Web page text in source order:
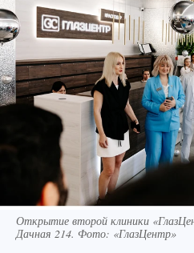
Открытие второй клиники
Дачная 214. Фото: «ГлазЦентр»